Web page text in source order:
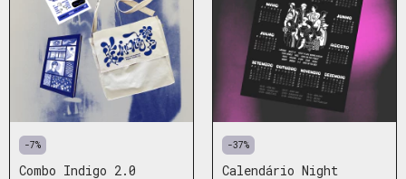
-7%
Combo Indigo 2.0
-37%
Calendário Night